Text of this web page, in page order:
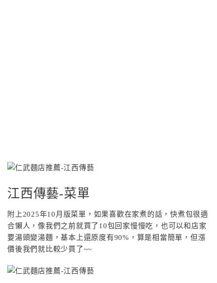
江西傳藝-菜單
附上2025年10月版菜單，如果喜歡在家煮的話，快煮包很適
合懶人，像我們之前就買了10包回家慢慢吃，也可以和店家
要湯頭變湯麵，基本上還原度有90%，算是相當簡單，但漲
價後我們就比較少買了~~